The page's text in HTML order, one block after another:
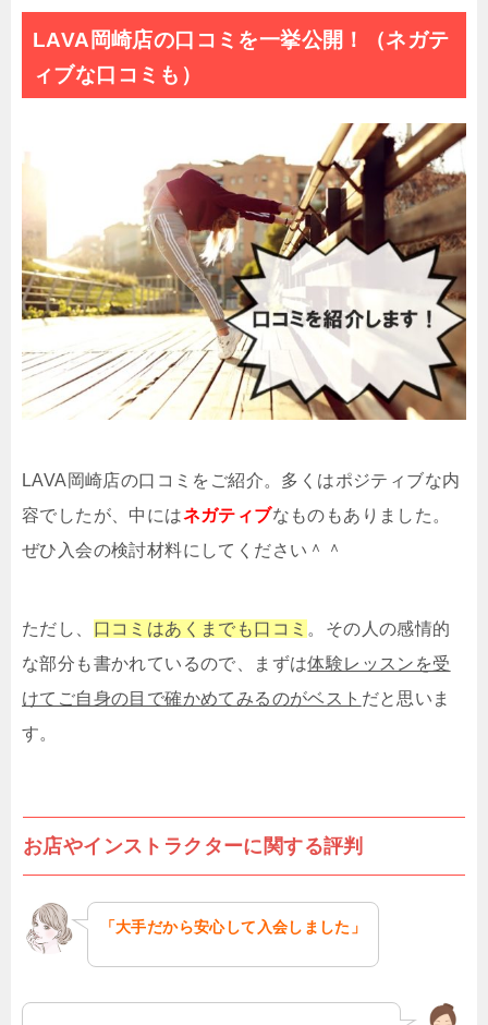
LAVA岡崎店の口コミを一挙公開！（ネガテ
ィブな口コミも）
LAVA岡崎店の口コミをご紹介。多くはポジティブな内
容でしたが、中にはネガティブなものもありました。
ぜひ入会の検討材料にしてください＾＾
ただし、 口コミはあくまでも口コミ 。その人の感情的
な部分も書かれているので、まずは体験レッスンを受
けてご自身の目で確かめてみるのがベスト だと思いま
す。
お店やインストラクターに関する評判
「大手だから安心して入会しました」